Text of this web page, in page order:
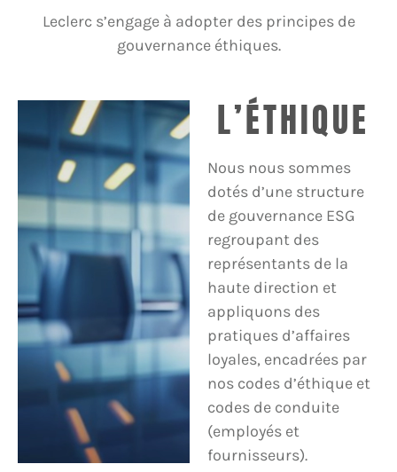
Leclerc s’engage à adopter des principes de
gouvernance éthiques.
L’ÉTHIQUE
Nous nous sommes
dotés d’une structure
de gouvernance ESG
regroupant des
représentants de la
haute direction et
appliquons des
pratiques d’affaires
loyales, encadrées par
nos codes d’éthique et
codes de conduite
(employés et
fournisseurs).